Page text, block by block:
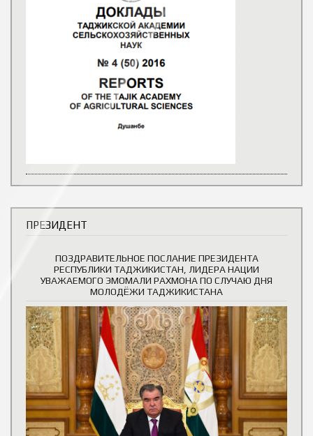
ПРЕЗИДЕНТ
ПОЗДРАВИТЕЛЬНОЕ ПОСЛАНИЕ ПРЕЗИДЕНТА
РЕСПУБЛИКИ ТАДЖИКИСТАН, ЛИДЕРА НАЦИИ
УВАЖАЕМОГО ЭМОМАЛИ РАХМОНА ПО СЛУЧАЮ ДНЯ
МОЛОДЁЖИ ТАДЖИКИСТАНА